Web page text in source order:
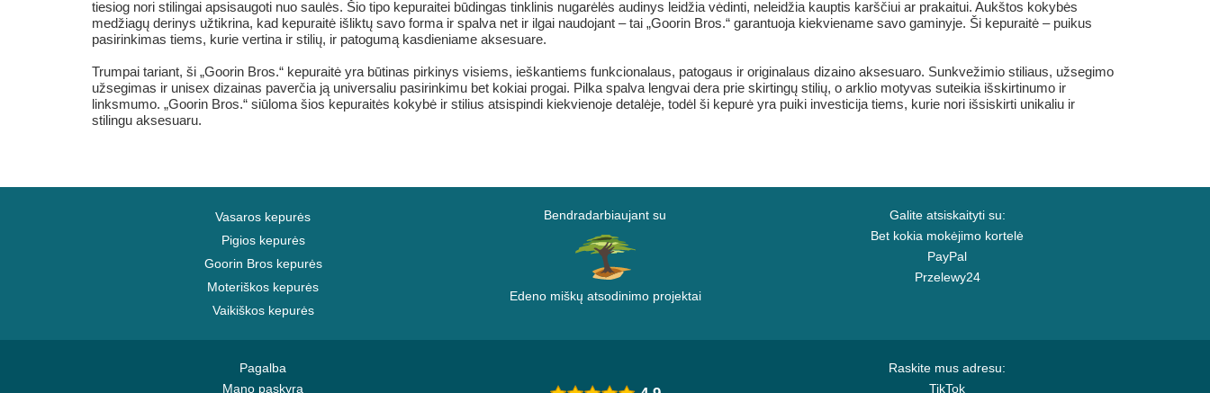
tiesiog nori stilingai apsisaugoti nuo saulės. Šio tipo kepuraitei būdingas tinklinis nugarėlės audinys leidžia vėdinti, neleidžia kauptis karščiui ar prakaitui. Aukštos kokybės
medžiagų derinys užtikrina, kad kepuraitė išliktų savo forma ir spalva net ir ilgai naudojant – tai „Goorin Bros.“ garantuoja kiekviename savo gaminyje. Ši kepuraitė – puikus
pasirinkimas tiems, kurie vertina ir stilių, ir patogumą kasdieniame aksesuare.
Trumpai tariant, ši „Goorin Bros.“ kepuraitė yra būtinas pirkinys visiems, ieškantiems funkcionalaus, patogaus ir originalaus dizaino aksesuaro. Sunkvežimio stiliaus, užsegimo
užsegimas ir unisex dizainas paverčia ją universaliu pasirinkimu bet kokiai progai. Pilka spalva lengvai dera prie skirtingų stilių, o arklio motyvas suteikia išskirtinumo ir
linksmumo. „Goorin Bros.“ siūloma šios kepuraitės kokybė ir stilius atsispindi kiekvienoje detalėje, todėl ši kepurė yra puiki investicija tiems, kurie nori išsiskirti unikaliu ir
stilingu aksesuaru.
Vasaros kepurės
Pigios kepurės
Goorin Bros kepurės
Moteriškos kepurės
Vaikiškos kepurės
Bendradarbiaujant su
Edeno miškų atsodinimo projektai
Galite atsiskaityti su:
Bet kokia mokėjimo kortelė
PayPal
Przelewy24
Pagalba
Mano paskyra
Raskite mus adresu:
TikTok